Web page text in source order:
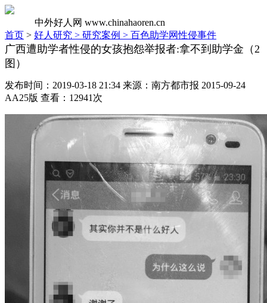
中外好人网 www.chinahaoren.cn
首页 > 好人研究 > 研究案例 > 百色助学网性侵事件
广西遭助学者性侵的女孩抱怨举报者:拿不到助学金（2
图）
发布时间：2019-03-18 21:34 来源：南方都市报 2015-09-24
AA25版 查看：12941次